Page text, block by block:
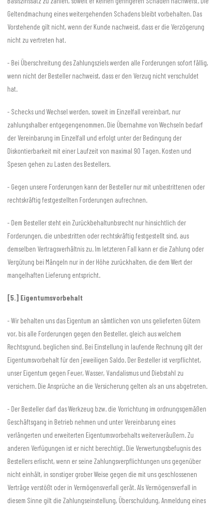
Geltendmachung eines weitergehenden Schadens bleibt vorbehalten. Das
Vorstehende gilt nicht, wenn der Kunde nachweist, dass er die Verzögerung
nicht zu vertreten hat.
- Bei Überschreitung des Zahlungsziels werden alle Forderungen sofort fällig,
wenn nicht der Besteller nachweist, dass er den Verzug nicht verschuldet
hat.
- Schecks und Wechsel werden, soweit im Einzelfall vereinbart, nur
zahlungshalber entgegengenommen. Die Übernahme von Wechseln bedarf
der Vereinbarung im Einzelfall und erfolgt unter der Bedingung der
Diskontierbarkeit mit einer Laufzeit von maximal 90 Tagen. Kosten und
Spesen gehen zu Lasten des Bestellers.
- Gegen unsere Forderungen kann der Besteller nur mit unbestrittenen oder
rechtskräftig festgestellten Forderungen aufrechnen.
- Dem Besteller steht ein Zurückbehaltunbsrecht nur hinsichtlich der
Forderungen, die unbestritten oder rechtskräftig festgestellt sind, aus
demselben Vertragsverhältnis zu. Im letzteren Fall kann er die Zahlung oder
Vergütung bei Mängeln nur in der Höhe zurückhalten, die dem Wert der
mangelhaften Lieferung entspricht.
[5.] Eigentumsvorbehalt
- Wir behalten uns das Eigentum an sämtlichen von uns gelieferten Gütern
vor, bis alle Forderungen gegen den Besteller, gleich aus welchem
Rechtsgrund, beglichen sind. Bei Einstellung in laufende Rechnung gilt der
Eigentumsvorbehalt für den jeweiligen Saldo. Der Besteller ist verpflichtet,
unser Eigentum gegen Feuer, Wasser, Vandalismus und Diebstahl zu
versichern. Die Ansprüche an die Versicherung gelten als an uns abgetreten.
- Der Besteller darf das Werkzeug bzw. die Vorrichtung im ordnungsgemäßen
Geschäftsgang in Betrieb nehmen und unter Vereinbarung eines
verlängerten und erweiterten Eigentumsvorbehalts weiterveräußern. Zu
anderen Verfügungen ist er nicht berechtigt. Die Verwertungsbefugnis des
Bestellers erlischt, wenn er seine Zahlungsverpflichtungen uns gegenüber
nicht einhält, in sonstiger grober Weise gegen die mit uns geschlossenen
Verträge verstößt oder in Vermögensverfall gerät. Als Vermögensverfall in
diesem Sinne gilt die Zahlungseinstellung, Überschuldung, Anmeldung eines